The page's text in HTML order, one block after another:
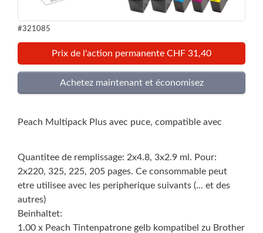
#321085
Prix de l'action permanente CHF 31,40
Peach Multipack Plus avec puce, compatible avec
Quantitee de remplissage: 2x4.8, 3x2.9 ml. Pour:
2x220, 325, 225, 205 pages. Ce consommable peut
etre utilisee avec les peripherique suivants (... et des
autres)
Beinhaltet:
1.00 x Peach Tintenpatrone gelb kompatibel zu Brother